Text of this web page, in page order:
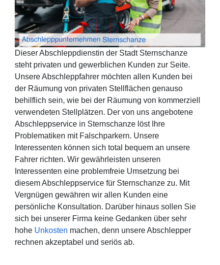
Dieser Abschleppdienstin der Stadt Sternschanze
steht privaten und gewerblichen Kunden zur Seite.
Unsere Abschleppfahrer möchten allen Kunden bei
der Räumung von privaten Stellflächen genauso
behilflich sein, wie bei der Räumung von kommerziell
verwendeten Stellplätzen. Der von uns angebotene
Abschleppservice in Sternschanze löst Ihre
Problematiken mit Falschparkern. Unsere
Interessenten können sich total bequem an unsere
Fahrer richten. Wir gewährleisten unseren
Interessenten eine problemfreie Umsetzung bei
diesem Abschleppservice für Sternschanze zu. Mit
Vergnügen gewähren wir allen Kunden eine
persönliche Konsultation. Darüber hinaus sollen Sie
sich bei unserer Firma keine Gedanken über sehr
hohe Unkosten machen, denn unsere Abschlepper
rechnen akzeptabel und seriös ab.